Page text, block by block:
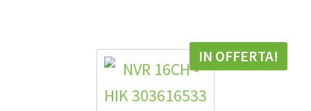
IN OFFERTA!